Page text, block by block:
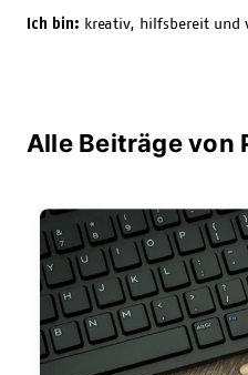
Ich bin: kreativ, hilfsbereit und
Alle Beiträge von